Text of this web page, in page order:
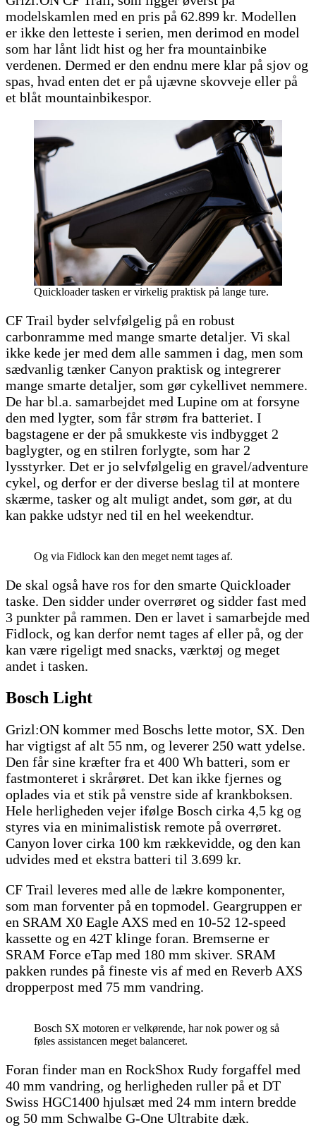
modelskamlen med en pris på 62.899 kr. Modellen
er ikke den letteste i serien, men derimod en model
som har lånt lidt hist og her fra mountainbike
verdenen. Dermed er den endnu mere klar på sjov og
spas, hvad enten det er på ujævne skovveje eller på
et blåt mountainbikespor.
Quickloader tasken er virkelig praktisk på lange ture.
CF Trail byder selvfølgelig på en robust
carbonramme med mange smarte detaljer. Vi skal
ikke kede jer med dem alle sammen i dag, men som
sædvanlig tænker Canyon praktisk og integrerer
mange smarte detaljer, som gør cykellivet nemmere.
De har bl.a. samarbejdet med Lupine om at forsyne
den med lygter, som får strøm fra batteriet. I
bagstagene er der på smukkeste vis indbygget 2
baglygter, og en stilren forlygte, som har 2
lysstyrker. Det er jo selvfølgelig en gravel/adventure
cykel, og derfor er der diverse beslag til at montere
skærme, tasker og alt muligt andet, som gør, at du
kan pakke udstyr ned til en hel weekendtur.
Og via Fidlock kan den meget nemt tages af.
De skal også have ros for den smarte Quickloader
taske. Den sidder under overrøret og sidder fast med
3 punkter på rammen. Den er lavet i samarbejde med
Fidlock, og kan derfor nemt tages af eller på, og der
kan være rigeligt med snacks, værktøj og meget
andet i tasken.
Bosch Light
Grizl:ON kommer med Boschs lette motor, SX. Den
har vigtigst af alt 55 nm, og leverer 250 watt ydelse.
Den får sine kræfter fra et 400 Wh batteri, som er
fastmonteret i skrårøret. Det kan ikke fjernes og
oplades via et stik på venstre side af krankboksen.
Hele herligheden vejer ifølge Bosch cirka 4,5 kg og
styres via en minimalistisk remote på overrøret.
Canyon lover cirka 100 km rækkevidde, og den kan
udvides med et ekstra batteri til 3.699 kr.
CF Trail leveres med alle de lækre komponenter,
som man forventer på en topmodel. Geargruppen er
en SRAM X0 Eagle AXS med en 10-52 12-speed
kassette og en 42T klinge foran. Bremserne er
SRAM Force eTap med 180 mm skiver. SRAM
pakken rundes på fineste vis af med en Reverb AXS
dropperpost med 75 mm vandring.
Bosch SX motoren er velkørende, har nok power og så
føles assistancen meget balanceret.
Foran finder man en RockShox Rudy forgaffel med
40 mm vandring, og herligheden ruller på et DT
Swiss HGC1400 hjulsæt med 24 mm intern bredde
og 50 mm Schwalbe G-One Ultrabite dæk.